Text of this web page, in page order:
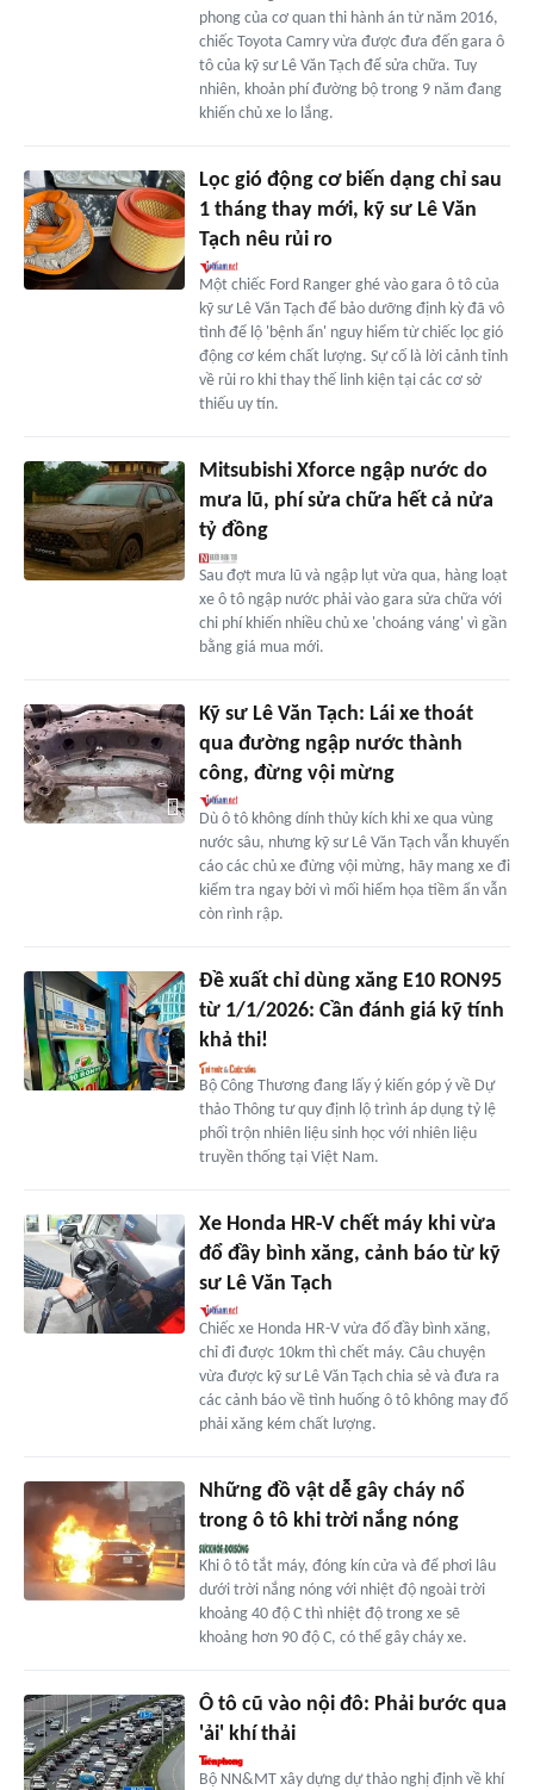
phong của cơ quan thi hành án từ năm 2016,
chiếc Toyota Camry vừa được đưa đến gara ô
tô của kỹ sư Lê Văn Tạch để sửa chữa. Tuy
nhiên, khoản phí đường bộ trong 9 năm đang
khiến chủ xe lo lắng.
Lọc gió động cơ biến dạng chỉ sau
1 tháng thay mới, kỹ sư Lê Văn
Tạch nêu rủi ro
Một chiếc Ford Ranger ghé vào gara ô tô của
kỹ sư Lê Văn Tạch để bảo dưỡng định kỳ đã vô
tình để lộ 'bệnh ẩn' nguy hiểm từ chiếc lọc gió
động cơ kém chất lượng. Sự cố là lời cảnh tỉnh
về rủi ro khi thay thế linh kiện tại các cơ sở
thiếu uy tín.
Mitsubishi Xforce ngập nước do
mưa lũ, phí sửa chữa hết cả nửa
tỷ đồng
Sau đợt mưa lũ và ngập lụt vừa qua, hàng loạt
xe ô tô ngập nước phải vào gara sửa chữa với
chi phí khiến nhiều chủ xe 'choáng váng' vì gần
bằng giá mua mới.
Kỹ sư Lê Văn Tạch: Lái xe thoát
qua đường ngập nước thành
công, đừng vội mừng
Dù ô tô không dính thủy kích khi xe qua vùng
nước sâu, nhưng kỹ sư Lê Văn Tạch vẫn khuyến
cáo các chủ xe đừng vội mừng, hãy mang xe đi
kiểm tra ngay bởi vì mối hiểm họa tiềm ẩn vẫn
còn rình rập.
Đề xuất chỉ dùng xăng E10 RON95
từ 1/1/2026: Cần đánh giá kỹ tính
khả thi!
Bộ Công Thương đang lấy ý kiến góp ý về Dự
thảo Thông tư quy định lộ trình áp dụng tỷ lệ
phối trộn nhiên liệu sinh học với nhiên liệu
truyền thống tại Việt Nam.
Xe Honda HR-V chết máy khi vừa
đổ đầy bình xăng, cảnh báo từ kỹ
sư Lê Văn Tạch
Chiếc xe Honda HR-V vừa đổ đầy bình xăng,
chỉ đi được 10km thì chết máy. Câu chuyện
vừa được kỹ sư Lê Văn Tạch chia sẻ và đưa ra
các cảnh báo về tình huống ô tô không may đổ
phải xăng kém chất lượng.
Những đồ vật dễ gây cháy nổ
trong ô tô khi trời nắng nóng
Khi ô tô tắt máy, đóng kín cửa và để phơi lâu
dưới trời nắng nóng với nhiệt độ ngoài trời
khoảng 40 độ C thì nhiệt độ trong xe sẽ
khoảng hơn 90 độ C, có thể gây cháy xe.
Ô tô cũ vào nội đô: Phải bước qua
'ải' khí thải
Bộ NN&MT xây dựng dự thảo nghị định về khí